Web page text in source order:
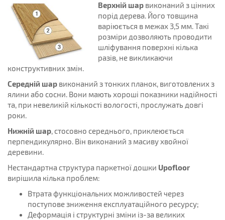
Верхній шар виконаний з цінних
порід дерева. Його товщина
варіюється в межах 3,5 мм. Такі
розміри дозволяють проводити
шліфування поверхні кілька
разів, не викликаючи
конструктивних змін.
Середній шар виконаний з тонких планок, виготовлених з
ялини або сосни. Вони мають хороші показники надійності
та, при невеликій кількості вологості, прослужать довгі
роки.
Нижній шар, стосовно середнього, приклеюється
перпендикулярно. Він виконаний з масиву хвойної
деревини.
Нестандартна структура паркетної дошки Upofloor
вирішила кілька проблем:
Втрата функціональних можливостей через
поступове зниження експлуатаційного ресурсу;
Деформація і структурні зміни із-за великих